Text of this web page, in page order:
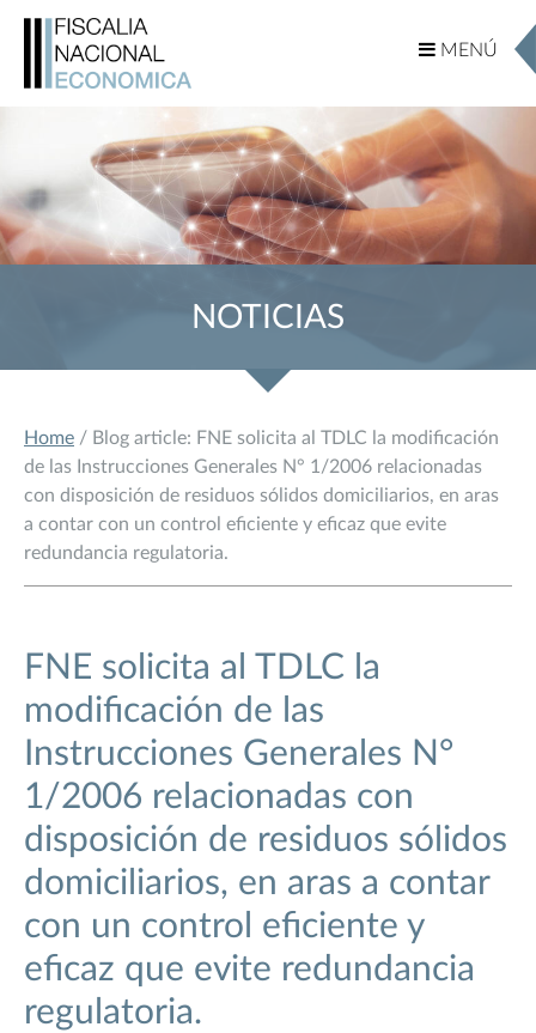
MENÚ
MENÚ
NOTICIAS
Home / Blog article: FNE solicita al TDLC la modificación
de las Instrucciones Generales N° 1/2006 relacionadas
con disposición de residuos sólidos domiciliarios, en aras
a contar con un control eficiente y eficaz que evite
redundancia regulatoria.
FNE solicita al TDLC la
modificación de las
Instrucciones Generales N°
1/2006 relacionadas con
disposición de residuos sólidos
domiciliarios, en aras a contar
con un control eficiente y
eficaz que evite redundancia
regulatoria.